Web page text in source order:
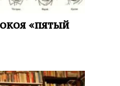
«пятый